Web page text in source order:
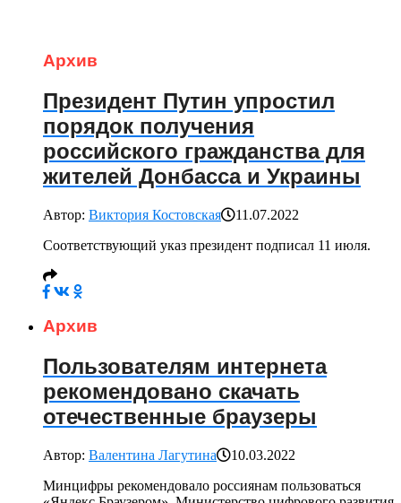
Архив
Президент Путин упростил
порядок получения
российского гражданства для
жителей Донбасса и Украины
Автор: Виктория Костовская
11.07.2022
Соответствующий указ президент подписал 11 июля.
Архив
Пользователям интернета
рекомендовано скачать
отечественные браузеры
Автор: Валентина Лагутина
10.03.2022
Минцифры рекомендовало россиянам пользоваться